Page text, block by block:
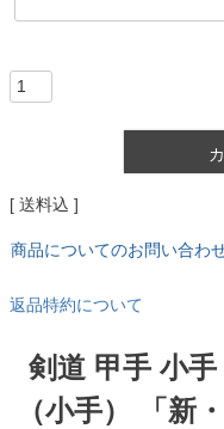
送料込
商品についてのお問い合わ
返品特約について
剣道 甲手 小
（小手） 「